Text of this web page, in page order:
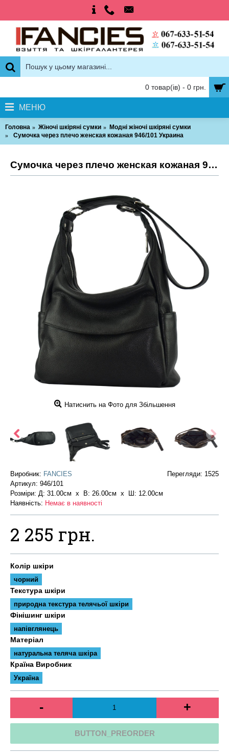
0 товар(ів) - 0 грн.
МЕНЮ
Головна Жіночі шкіряні сумки
Модні жіночі шкіряні сумки
Сумочка через плечо женская кожаная 946/101 Украина
Сумочка через плечо женская кожаная 946/101 Украина
Натиснить на Фото для Збільшення
Перегляди: 1525
Виробник: FANCIES
Артикул: 946/101
Розміри: Д: 31.00см х В: 26.00см x Ш: 12.00см
Наявність: Немає в наявності
2 255 грн.
Колір шкіри
чорний
Текстура шкіри
природна текстура телячьої шкіри
Фінішинг шкіри
напівглянець
Матеріал
натуральна теляча шкіра
Країна Виробник
Україна
- +
BUTTON_PREORDER